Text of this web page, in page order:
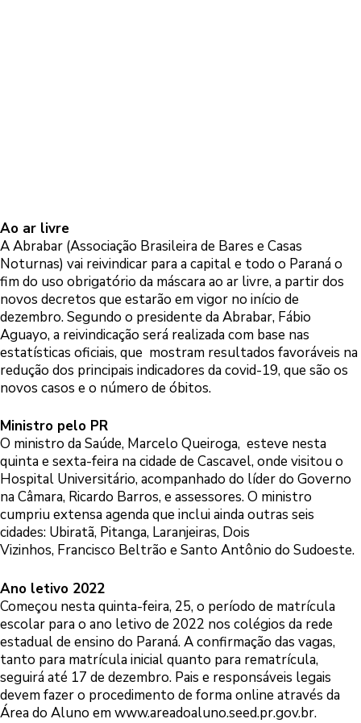
Ao ar livre
A Abrabar (Associação Brasileira de Bares e Casas
Noturnas) vai reivindicar para a capital e todo o Paraná o
fim do uso obrigatório da máscara ao ar livre, a partir dos
novos decretos que estarão em vigor no início de
dezembro. Segundo o presidente da Abrabar, Fábio
Aguayo, a reivindicação será realizada com base nas
estatísticas oficiais, que mostram resultados favoráveis na
redução dos principais indicadores da covid-19, que são os
novos casos e o número de óbitos.
Ministro pelo PR
O ministro da Saúde, Marcelo Queiroga, esteve nesta
quinta e sexta-feira na cidade de Cascavel, onde visitou o
Hospital Universitário, acompanhado do líder do Governo
na Câmara, Ricardo Barros, e assessores. O ministro
cumpriu extensa agenda que inclui ainda outras seis
cidades: Ubiratã, Pitanga, Laranjeiras, Dois
Vizinhos, Francisco Beltrão e Santo Antônio do Sudoeste.
Ano letivo 2022
Começou nesta quinta-feira, 25, o período de matrícula
escolar para o ano letivo de 2022 nos colégios da rede
estadual de ensino do Paraná. A confirmação das vagas,
tanto para matrícula inicial quanto para rematrícula,
seguirá até 17 de dezembro. Pais e responsáveis legais
devem fazer o procedimento de forma online através da
Área do Aluno emwww.areadoaluno.seed.pr.gov.br.